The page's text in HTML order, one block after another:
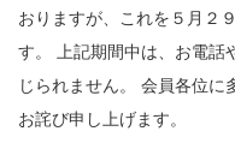
おりますが、これを５月２
す。 上記期間中は、お電話
じられません。 会員各位に
お詫び申し上げます。